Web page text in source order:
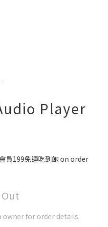
Player
員199免運吃到飽 on order
owner for order details.